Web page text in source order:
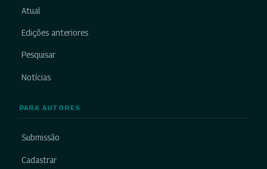
Atual
Edições anteriores
Pesquisar
Notícias
PARA AUTORES
Submissão
Cadastrar